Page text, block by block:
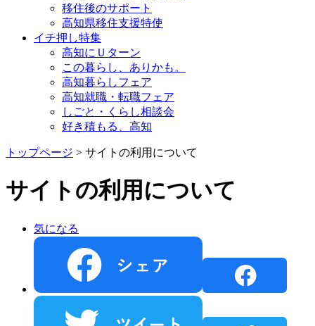
移住後のサポート
高知県移住支援特使
イチ押し特集
高知にＵターン
この暮らし、ありかも。
高知暮らしフェア
高知就職・転職フェア
しごと・くらし相談会
好き積もる、高知
トップページ > サイトの利用について
サイトの利用について
気になる